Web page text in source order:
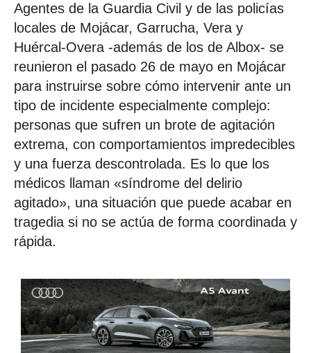
Agentes de la Guardia Civil y de las policías
locales de Mojácar, Garrucha, Vera y
Huércal-Overa -además de los de Albox- se
reunieron el pasado 26 de mayo en Mojácar
para instruirse sobre cómo intervenir ante un
tipo de incidente especialmente complejo:
personas que sufren un brote de agitación
extrema, con comportamientos impredecibles
y una fuerza descontrolada. Es lo que los
médicos llaman «síndrome del delirio
agitado», una situación que puede acabar en
tragedia si no se actúa de forma coordinada y
rápida.